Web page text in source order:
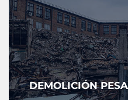
DEMOLICIÓN